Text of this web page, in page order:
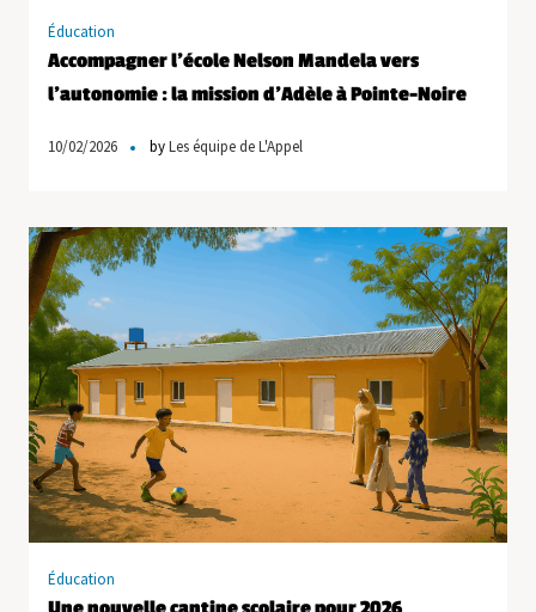
Éducation
Accompagner l’école Nelson Mandela vers
l’autonomie : la mission d’Adèle à Pointe-Noire
10/02/2026 byLes équipe de L'Appel
Éducation